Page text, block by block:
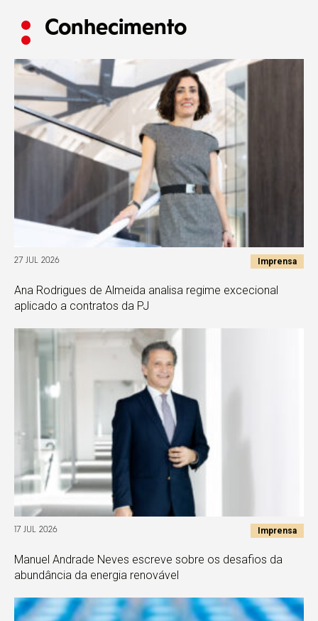
Conhecimento
27 JUL 2026 Imprensa
Ana Rodrigues de Almeida analisa regime excecional
aplicado a contratos da PJ
17 JUL 2026 Imprensa
Manuel Andrade Neves escreve sobre os desafios da
abundância da energia renovável